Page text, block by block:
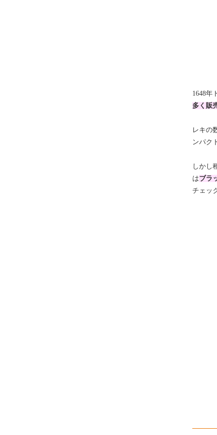
1648年
多く販
レキの
ンパク
しかし
はブラ
チェッ